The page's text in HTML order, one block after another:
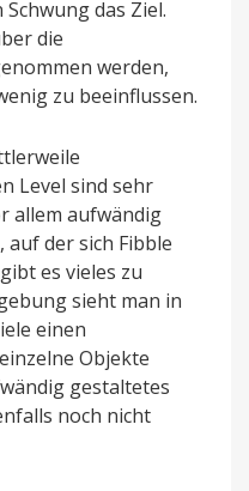
das Ziel.
die
werden,
zu beeinflussen.
Level sind sehr
allem aufwändig
der sich Fibble
es vieles zu
sieht man in
einen
Objekte
gestaltetes
noch nicht